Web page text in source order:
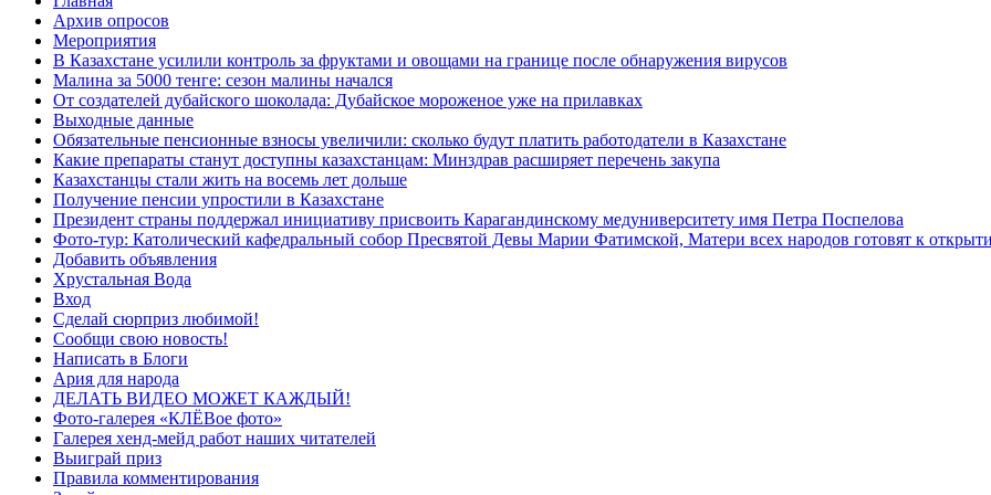
Архив опросов
Мероприятия
В Казахстане усилили контроль за фруктами и овощами на границе после обнаружения вирусов
Малина за 5000 тенге: сезон малины начался
От создателей дубайского шоколада: Дубайское мороженое уже на прилавках
Выходные данные
Обязательные пенсионные взносы увеличили: сколько будут платить работодатели в Казахстане
Какие препараты станут доступны казахстанцам: Минздрав расширяет перечень закупа
Казахстанцы стали жить на восемь лет дольше
Получение пенсии упростили в Казахстане
Президент страны поддержал инициативу присвоить Карагандинскому медуниверситету имя Петра Поспелова
Фото-тур: Католический кафедральный собор Пресвятой Девы Марии Фатимской, Матери всех народов готовят к
Добавить объявления
Хрустальная Вода
Вход
Сделай сюрприз любимой!
Сообщи свою новость!
Написать в Блоги
Ария для народа
ДЕЛАТЬ ВИДЕО МОЖЕТ КАЖДЫЙ!
Фото-галерея «КЛЁВое фото»
Галерея хенд-мейд работ наших читателей
Выиграй приз
Правила комментирования